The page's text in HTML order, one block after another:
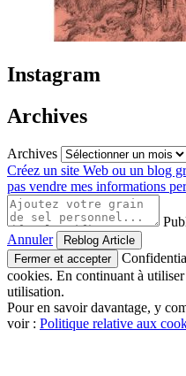
Instagram
Archives
Archives
Créez un site Web ou un blog
pas vendre mes informations
Annuler
cookies. En continuant à
utilisation.
Pour en savoir davantage, y
voir : Politique relative aux